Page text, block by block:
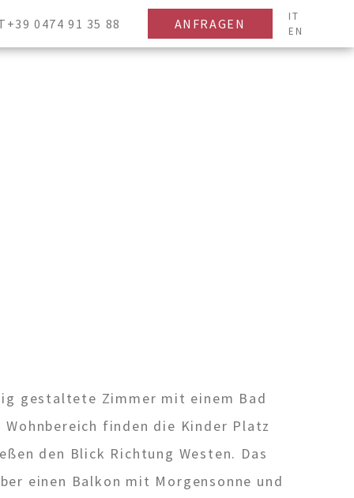
0474 91 35 88 ANFRAGEN
IT
EN
gestaltete Zimmer mit einem Bad
finden die Kinder Platz
den Blick Richtung Westen. Das
einen Balkon mit Morgensonne und